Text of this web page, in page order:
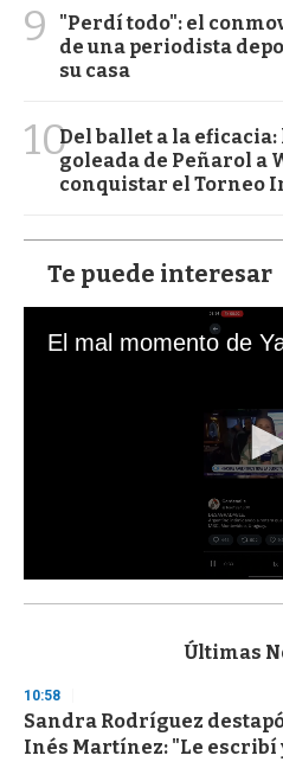
9
"Perdí todo": el
de una periodista
su casa
10Del ballet a la eficacia:
goleada de Peñarol a
conquistar el Torneo
Te puede interesar
s
d
s
o
f
Últimas
10:58
Sandra Rodríguez
Inés Martínez: "Le escribí